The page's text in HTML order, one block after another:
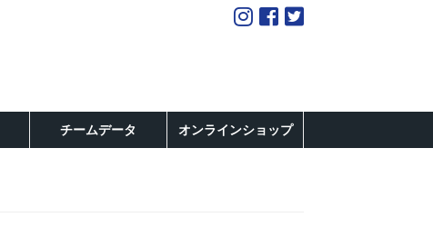
チームデータ オンラインショップ